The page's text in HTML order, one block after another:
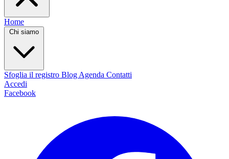
Home
Chi siamo
Sfoglia il registro Blog Agenda Contatti
Accedi
Facebook